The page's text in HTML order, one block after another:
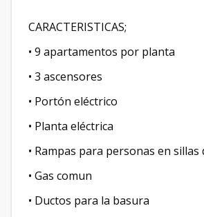
CARACTERISTICAS;
• 9 apartamentos por planta
• 3 ascensores
• Portón eléctrico
• Planta eléctrica
• Rampas para personas en sillas
• Gas comun
• Ductos para la basura